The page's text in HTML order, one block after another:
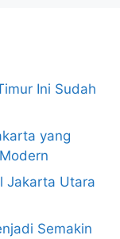
Ini Sudah
yang
Jakarta Utara
Semakin